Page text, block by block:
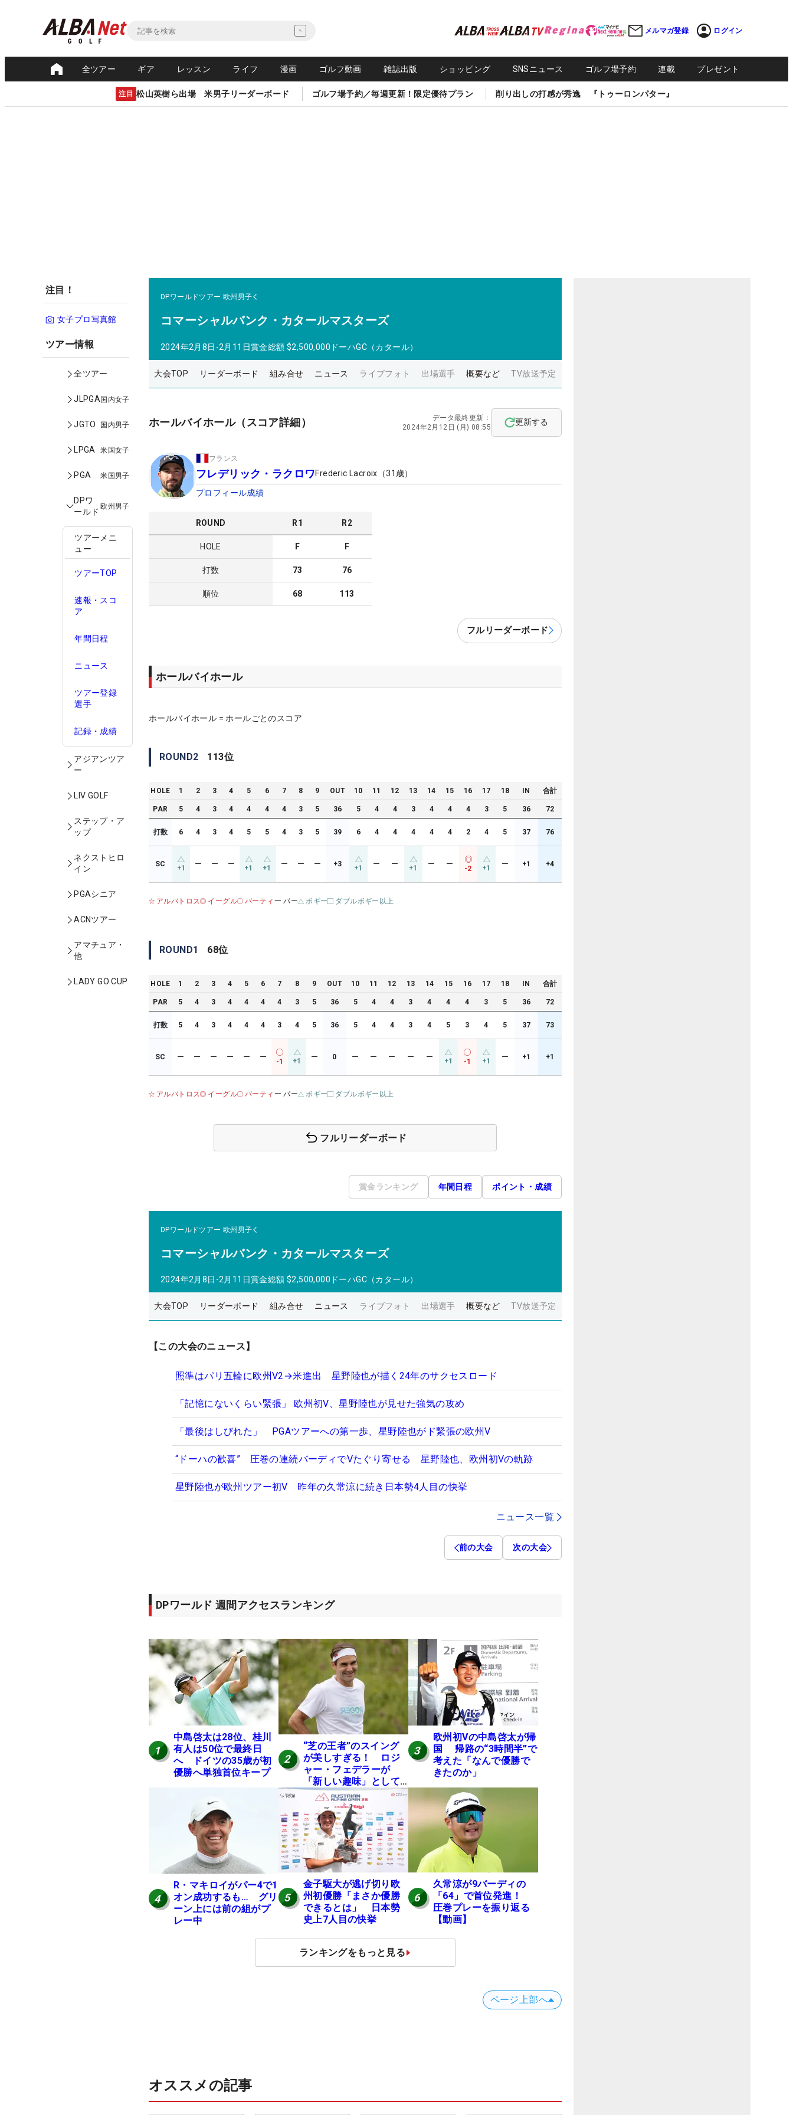
メルマガ登録 ログイン
全ツアー ギア レッスン ライフ 漫画 ゴルフ動画 雑誌出版 ショッピング SNSニュース ゴルフ場予約 連載 プレゼント
注目 松山英樹ら出場 米男子リーダーボード ゴルフ場予約／毎週更新！限定優待プラン 削り出しの打感が秀逸 『トゥーロンパター』
注目！
女子プロ写真館
ツアー情報
全ツアー
JLPGA国内女子
JGTO 国内男子
LPGA 米国女子
PGA 米国男子
DPワ
ールド
欧州男子
ツアーメニ
ュー
ツアーTOP
速報・スコ
ア
年間日程
ニュース
ツアー登録
選手
記録・成績
アジアンツア
ー
LIV GOLF
ステップ・ア
ップ
ネクストヒロ
イン
PGAシニア
ACNツアー
アマチュア・
他
LADY GO CUP
DPワールドツアー 欧州男子
コマーシャルバンク・カタールマスターズ
2024年2月8日-2月11日賞金総額 $2,500,000 ドーハGC（カタール）
大会TOP リーダーボード 組み合せ ニュース ライブフォト 出場選手 概要など TV放送予定
ホールバイホール（スコア詳細）
データ最終更新：
2024年2月12日 (月) 08:55
更新する
フランス
フレデリック・ラクロワFrederic Lacroix （31 歳）
プロフィール成績
ROUND R1 R2
HOLE F F
打数 73 76
順位 68 113
フルリーダーボード
ホールバイホール
ホールバイホール = ホールごとのスコア
ROUND2 113位
HOLE 1 2 3 4 5 6 7 8 9 OUT 10 11 12 13 14 15 16 17 18 IN 合計
PAR 5 4 3 4 4 4 4 3 5 36 5 4 4 3 4 4 4 3 5 36 72
打数 6 4 3 4 5 5 4 3 5 39 6 4 4 4 4 4 2 4 5 37 76
SC +1 ー ー ー +1 +1 ー ー ー +3 +1 ー ー +1 ー ー
-2 +1 ー +1 +4
アルバトロス イーグル バーティ ー パー ボギー ダブルボギー以上
ROUND1 68位
HOLE 1 2 3 4 5 6 7 8 9 OUT 10 11 12 13 14 15 16 17 18 IN 合計
PAR 5 4 3 4 4 4 4 3 5 36 5 4 4 3 4 4 4 3 5 36 72
打数 5 4 3 4 4 4 3 4 5 36 5 4 4 3 4 5 3 4 5 37 73
SC ー ー ー ー ー ー
-1 +1 ー 0 ー ー ー ー ー +1 -1 +1 ー +1 +1
アルバトロス イーグル バーティ ー パー ボギー ダブルボギー以上
フルリーダーボード
賞金ランキング 年間日程 ポイント・成績
DPワールドツアー 欧州男子
コマーシャルバンク・カタールマスターズ
2024年2月8日-2月11日賞金総額 $2,500,000 ドーハGC（カタール）
大会TOP リーダーボード 組み合せ ニュース ライブフォト 出場選手 概要など TV放送予定
【この大会のニュース】
照準はパリ五輪に欧州V2→米進出 星野陸也が描く24年のサクセスロード
「記憶にないくらい緊張」 欧州初V、星野陸也が見せた強気の攻め
「最後はしびれた」 PGAツアーへの第一歩、星野陸也がド緊張の欧州V
“ドーハの歓喜” 圧巻の連続バーディでVたぐり寄せる 星野陸也、欧州初Vの軌跡
星野陸也が欧州ツアー初V 昨年の久常涼に続き日本勢4人目の快挙
ニュース一覧
前の大会 次の大会
DPワールド 週間アクセスランキング
1
中島啓太は28位、桂川
有人は50位で最終日
へ ドイツの35歳が初
優勝へ単独首位キープ
2
“芝の王者”のスイング
が美しすぎる！ ロジ
ャー・フェデラーが
「新しい趣味」として
ゴルフに挑戦中！
3
欧州初Vの中島啓太が帰
国 帰路の“3時間半”で
考えた「なんで優勝で
きたのか」
4
R・マキロイがパー4で1
オン成功するも… グリ
ーン上には前の組がプ
レー中
5
金子駆大が逃げ切り欧
州初優勝「まさか優勝
できるとは」 日本勢
史上7人目の快挙
6
久常涼が9バーディの
「64」で首位発進！
圧巻プレーを振り返る
【動画】
ランキングをもっと見る
ページ上部へ
オススメの記事